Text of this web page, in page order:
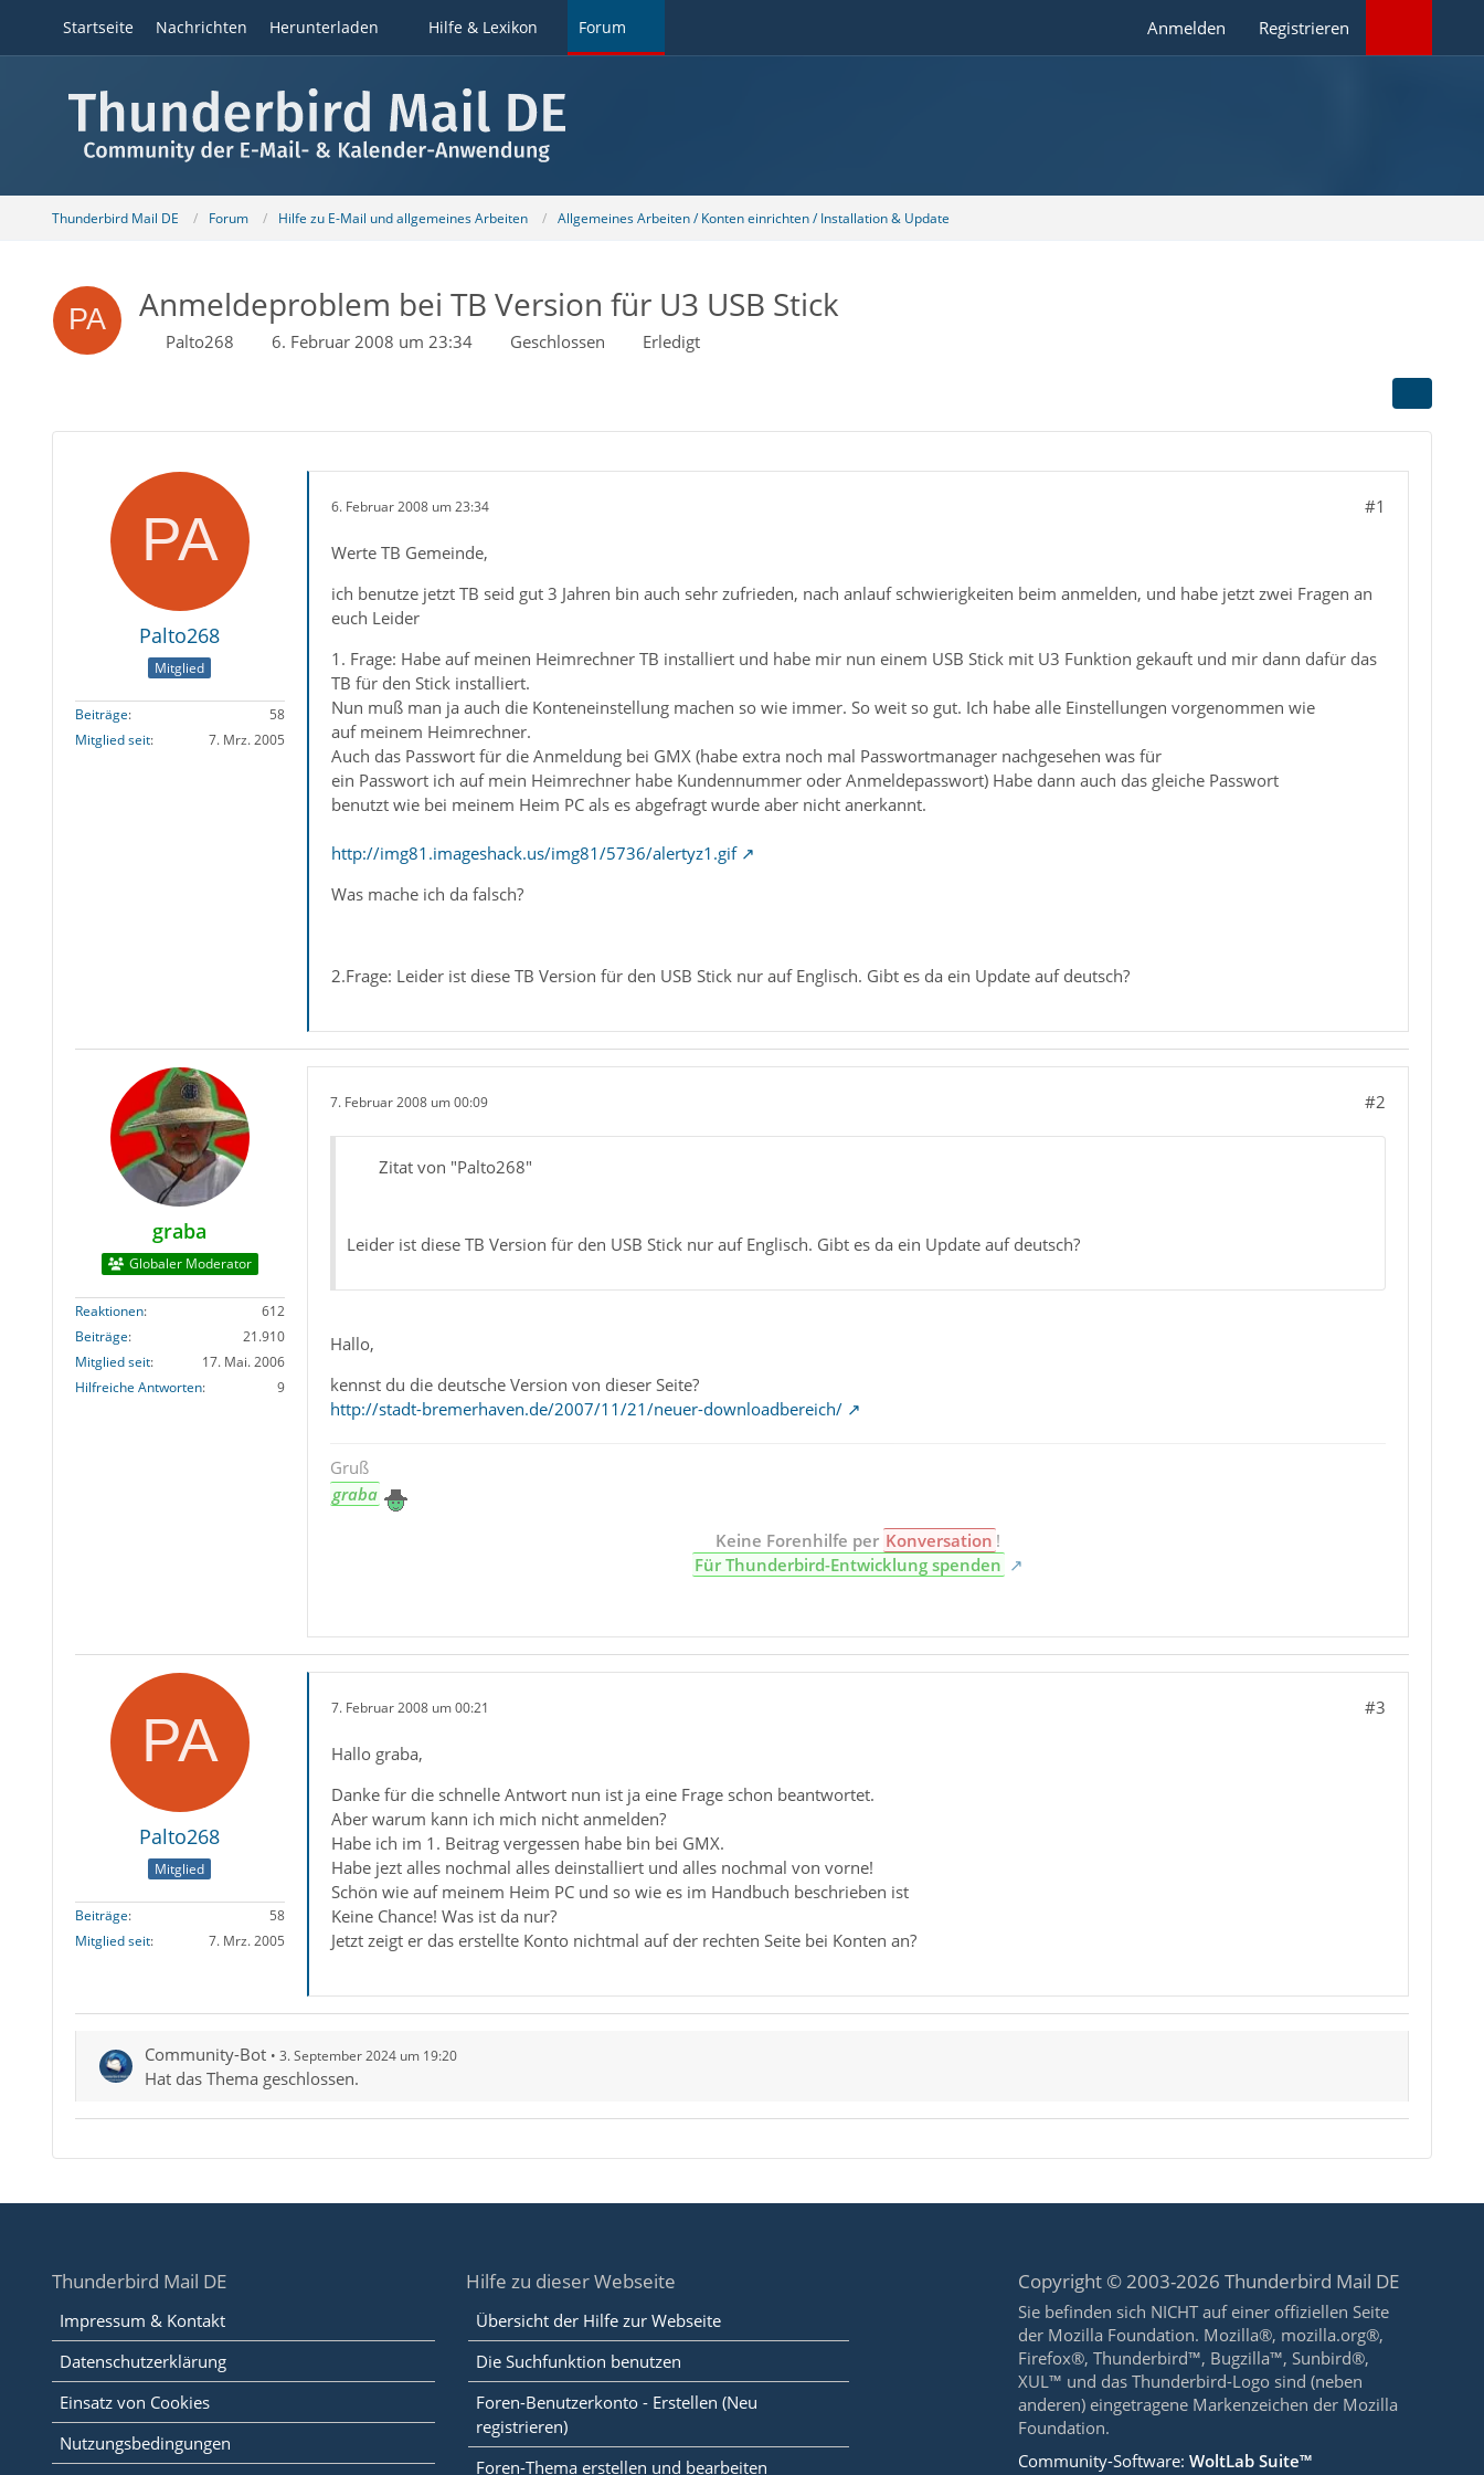
Startseite Nachrichten Herunterladen Hilfe & Lexikon Forum Anmelden Registrieren
Thunderbird Mail DE Forum Hilfe zu E-Mail und allgemeines Arbeiten Allgemeines Arbeiten / Konten einrichten / Installation & Update
Anmeldeproblem bei TB Version für U3 USB Stick
Palto268 6. Februar 2008 um 23:34 Geschlossen Erledigt
Palto268
Mitglied
Beiträge
58
Mitglied seit
7. Mrz. 2005
6. Februar 2008 um 23:34 #1
Werte TB Gemeinde,
ich benutze jetzt TB seid gut 3 Jahren bin auch sehr zufrieden, nach anlauf schwierigkeiten beim anmelden, und habe jetzt zwei Fragen an
euch Leider
1. Frage: Habe auf meinen Heimrechner TB installiert und habe mir nun einem USB Stick mit U3 Funktion gekauft und mir dann dafür das
TB für den Stick installiert.
Nun muß man ja auch die Konteneinstellung machen so wie immer. So weit so gut. Ich habe alle Einstellungen vorgenommen wie
auf meinem Heimrechner.
Auch das Passwort für die Anmeldung bei GMX (habe extra noch mal Passwortmanager nachgesehen was für
ein Passwort ich auf mein Heimrechner habe Kundennummer oder Anmeldepasswort) Habe dann auch das gleiche Passwort
benutzt wie bei meinem Heim PC als es abgefragt wurde aber nicht anerkannt.
http://img81.imageshack.us/img81/5736/alertyz1.gif
Was mache ich da falsch?
2.Frage: Leider ist diese TB Version für den USB Stick nur auf Englisch. Gibt es da ein Update auf deutsch?
graba
Globaler Moderator
Reaktionen
612
Beiträge
21.910
Mitglied seit
17. Mai. 2006
Hilfreiche Antworten
9
7. Februar 2008 um 00:09 #2
Zitat von "Palto268"
Leider ist diese TB Version für den USB Stick nur auf Englisch. Gibt es da ein Update auf deutsch?
Hallo,
kennst du die deutsche Version von dieser Seite?
http://stadt-bremerhaven.de/2007/11/21/neuer-downloadbereich/
Gruß
graba
Keine Forenhilfe per Konversation !
Für Thunderbird-Entwicklung spenden
Palto268
Mitglied
Beiträge
58
Mitglied seit
7. Mrz. 2005
7. Februar 2008 um 00:21 #3
Hallo graba,
Danke für die schnelle Antwort nun ist ja eine Frage schon beantwortet.
Aber warum kann ich mich nicht anmelden?
Habe ich im 1. Beitrag vergessen habe bin bei GMX.
Habe jezt alles nochmal alles deinstalliert und alles nochmal von vorne!
Schön wie auf meinem Heim PC und so wie es im Handbuch beschrieben ist
Keine Chance! Was ist da nur?
Jetzt zeigt er das erstellte Konto nichtmal auf der rechten Seite bei Konten an?
Community-Bot 3. September 2024 um 19:20
Hat das Thema geschlossen.
Thunderbird Mail DE
Impressum & Kontakt
Datenschutzerklärung
Einsatz von Cookies
Nutzungsbedingungen
Hilfe zu dieser Webseite
Übersicht der Hilfe zur Webseite
Die Suchfunktion benutzen
Foren-Benutzerkonto - Erstellen (Neu
registrieren)
Foren-Thema erstellen und bearbeiten
Copyright © 2003-2026 Thunderbird Mail DE
Sie befinden sich NICHT auf einer offiziellen Seite
der Mozilla Foundation. Mozilla®, mozilla.org®,
Firefox®, Thunderbird™, Bugzilla™, Sunbird®,
XUL™ und das Thunderbird-Logo sind (neben
anderen) eingetragene Markenzeichen der Mozilla
Foundation.
Community-Software:WoltLab Suite™